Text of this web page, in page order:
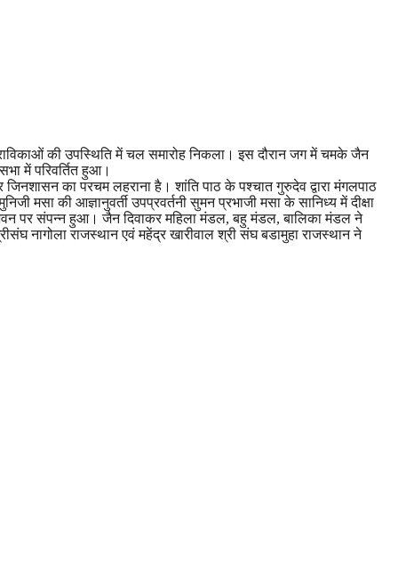
की उपस्थिति में चल समारोह निकला। इस दौरान जग में चमके जैन
में परिवर्तित हुआ।
का परचम लहराना है। शांति पाठ के पश्चात गुरुदेव द्वारा मंगलपाठ
मसा की आज्ञानुवर्ती उपप्रवर्तनी सुमन प्रभाजी मसा के सानिध्य में दीक्षा
भवन पर संपन्न हुआ। जैन दिवाकर महिला मंडल, बहु मंडल, बालिका मंडल ने
नागोला राजस्थान एवं महेंद्र खारीवाल श्री संघ बडामुहा राजस्थान ने